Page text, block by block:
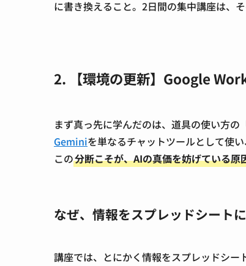
に書き換えること。2日間の集中講座は、
2. 【環境の更新】Google
まず真っ先に学んだのは、道具の使い方の
Geminiを単なるチャットツールとして使
この分断こそが、AIの真価を妨げている原
なぜ、情報をスプレッドシート
講座では、とにかく情報をスプレッドシ